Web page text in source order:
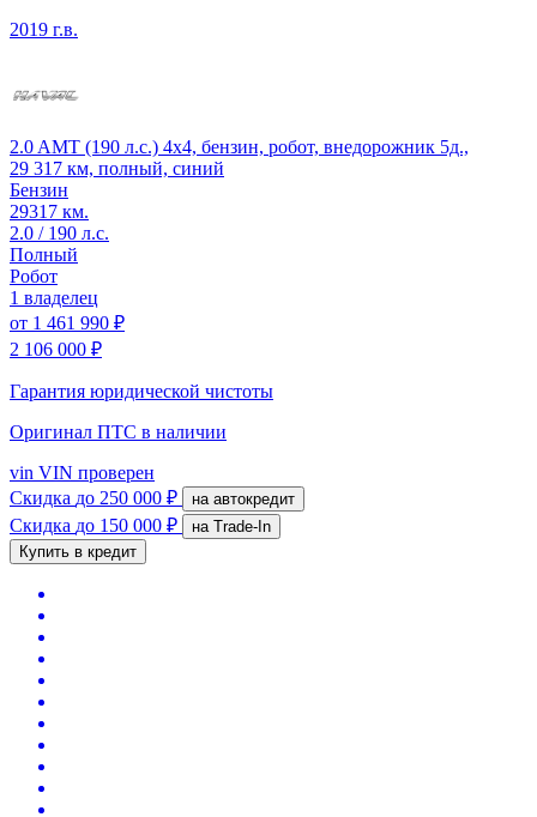
2019 г.в.
2.0 AMT (190 л.с.) 4x4, бензин, робот, внедорожник 5д.,
29 317 км, полный, синий
Бензин
29317 км.
2.0 / 190 л.с.
Полный
Робот
1 владелец
от 1 461 990 ₽
2 106 000 ₽
Гарантия юридической чистоты
Оригинал ПТС в наличии
vin VIN проверен
Скидка до 250 000 ₽ на автокредит
Скидка до 150 000 ₽
на Trade-In
Купить в кредит